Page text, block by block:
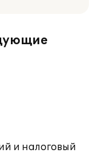
и налоговый